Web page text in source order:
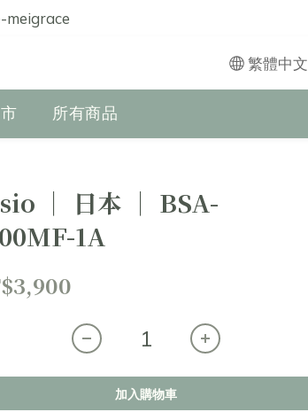
meigrace
繁體中文
所有商品
│ 日本 │ BSA-
1A
加入購物車